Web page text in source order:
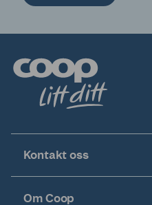
Kontakt oss
Om Coop